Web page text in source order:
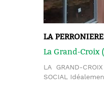
LA
La Grand-Croix
LA GRAND-
SOCIAL